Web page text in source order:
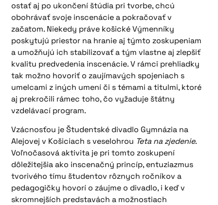
ostať aj po ukončení štúdia pri tvorbe, chcú
obohrávať svoje inscenácie a pokračovať v
začatom. Niekedy práve košické Výmenníky
poskytujú priestor na hranie aj týmto zoskupeniam
a umožňujú ich stabilizovať a tým vlastne aj zlepšiť
kvalitu predvedenia inscenácie. V rámci prehliadky
tak možno hovoriť o zaujímavých spojeniach s
umelcami z iných umení či s témami a titulmi, ktoré
aj prekročili rámec toho, čo vyžaduje štátny
vzdelávací program.
Vzácnosťou je Študentské divadlo Gymnázia na
Alejovej v Košiciach s veselohrou Teta na zjedenie.
Voľnočasová aktivita je pri tomto zoskupení
dôležitejšia ako inscenačný princíp, entuziazmus
tvorivého tímu študentov rôznych ročníkov a
pedagogičky hovorí o záujme o divadlo, i keď v
skromnejších predstavách a možnostiach